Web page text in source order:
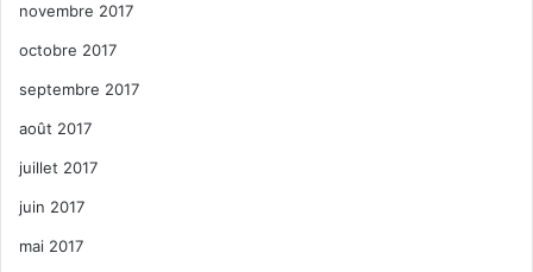
novembre 2017
octobre 2017
septembre 2017
août 2017
juillet 2017
juin 2017
mai 2017